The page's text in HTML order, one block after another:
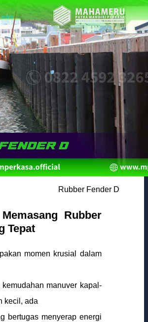
Rubber Fender D
Rubber
Tepat
momen krusial dalam
manuver kapal-
kecil, ada
bertugas menyerap energi